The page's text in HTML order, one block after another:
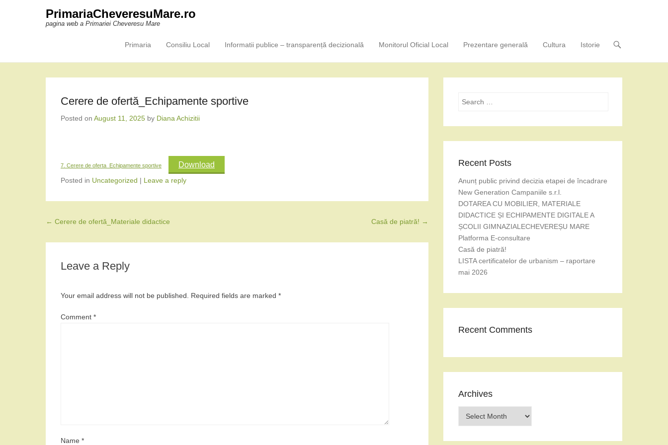
PrimariaCheveresuMare.ro
pagina web a Primariei Cheveresu Mare
Primary Menu
Skip to content
Primaria Consiliu Local Informatii publice – transparență decizională Monitorul Oficial Local Prezentare generală Cultura Istorie
Cerere de ofertă_Echipamente sportive
Posted on August 11, 2025 by Diana Achizitii
7. Cerere de oferta_Echipamente sportive Download
Posted in Uncategorized | Leave a reply
Post navigation
← Cerere de ofertă_Materiale didactice Casă de piatră! →
Leave a Reply
Your email address will not be published. Required fields are marked *
Comment *
Name *
Search
Recent Posts
Anunț public privind decizia etapei de încadrare
New Generation Campaniile s.r.l.
DOTAREA CU MOBILIER, MATERIALE
DIDACTICE ȘI ECHIPAMENTE DIGITALE A
ȘCOLII GIMNAZIALECHEVEREȘU MARE
Platforma E-consultare
Casă de piatră!
LISTA certificatelor de urbanism – raportare
mai 2026
Recent Comments
Archives